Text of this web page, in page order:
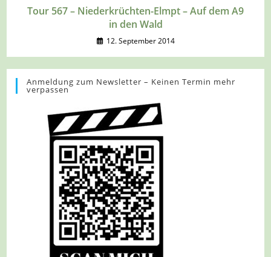
Tour 567 – Niederkrüchten-Elmpt – Auf dem A9
in den Wald
12. September 2014
Anmeldung zum Newsletter – Keinen Termin mehr
verpassen